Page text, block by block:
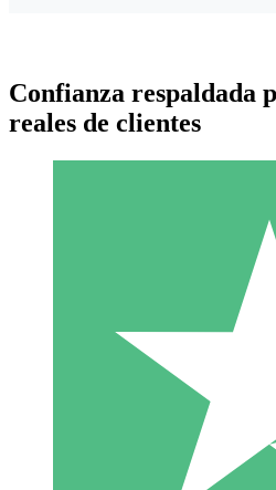
Paquetes de
Paga según el uso con créditos
10
Confianza respaldada
reales de clientes